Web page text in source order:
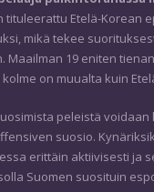
tituleerattu Etelä-Korean
mikä tekee
Maailman 19 eniten
on muualta kuin
peleistä voidaan
suosio.
erittäin aktiivisesti ja
Suomen suosituin